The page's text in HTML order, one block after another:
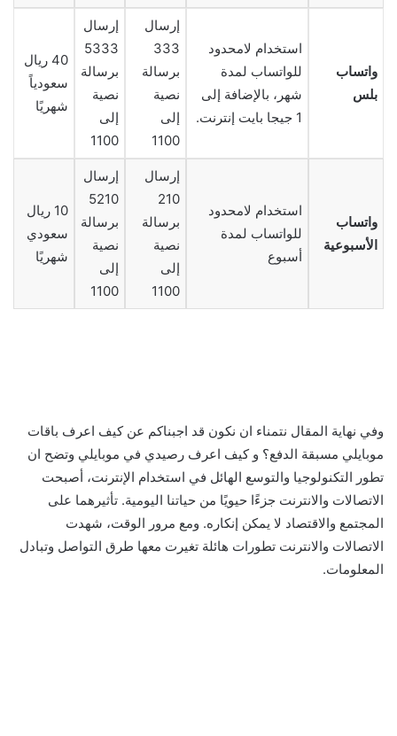
واتساب
بلس
استخدام لامحدود
للواتساب لمدة
شهر، بالإضافة إلى
1 جيجا بايت إنترنت.
إرسال
333
برسالة
نصية
إلى
1100
إرسال
5333
برسالة
نصية
إلى
1100
40 ريال
سعودياً
شهريًا
واتساب
الأسبوعية
استخدام لامحدود
للواتساب لمدة
أسبوع
إرسال
210
برسالة
نصية
إلى
1100
إرسال
5210
برسالة
نصية
إلى
1100
10 ريال
سعودي
شهريًا
وفي نهاية المقال نتمناء ان نكون قد اجبناكم عن كيف اعرف باقات
موبايلي مسبقة الدفع؟ و كيف اعرف رصيدي في موبايلي وتضح ان
تطور التكنولوجيا والتوسع الهائل في استخدام الإنترنت، أصبحت
الاتصالات والانترنت جزءًا حيويًا من حياتنا اليومية. تأثيرهما على
المجتمع والاقتصاد لا يمكن إنكاره. ومع مرور الوقت، شهدت
الاتصالات والانترنت تطورات هائلة تغيرت معها طرق التواصل وتبادل
المعلومات.